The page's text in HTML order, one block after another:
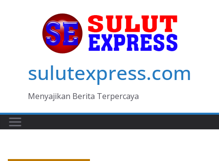
sulutexpress.com
Menyajikan Berita Terpercaya